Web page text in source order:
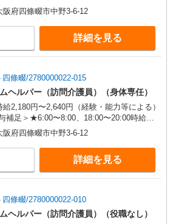
阪府四條畷市中野3-6-12
詳細を見る
條畷/2780000022-015
ヘルパー（訪問介護員）（身体専任）
給2,180円〜2,640円（経験・能力等による）
補足＞★6:00〜8:00、18:00〜20:00時給
時給2,509円〜 ★日曜日はさらにUP！ 時給
円〜
阪府四條畷市中野3-6-12
詳細を見る
條畷/2780000022-010
ヘルパー（訪問介護員）（役職なし）